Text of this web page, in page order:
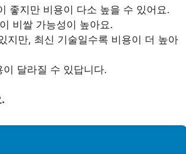
좋지만 비용이 다소 높을 수 있어요.
비쌀 가능성이 높아요.
지만, 최신 기술일수록 비용이 더 높아
달라질 수 있답니다.